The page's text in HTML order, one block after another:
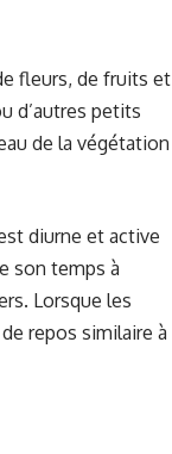
fleurs, de fruits et
d’autres petits
de la végétation
diurne et active
son temps à
Lorsque les
repos similaire à